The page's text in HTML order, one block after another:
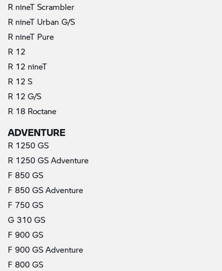
R nineT Scrambler
R nineT Urban G/S
R nineT Pure
R 12
R 12 nineT
R 12 S
R 12 G/S
R 18 Roctane
ADVENTURE
R 1250 GS
R 1250 GS Adventure
F 850 GS
F 850 GS Adventure
F 750 GS
G 310 GS
F 900 GS
F 900 GS Adventure
F 800 GS